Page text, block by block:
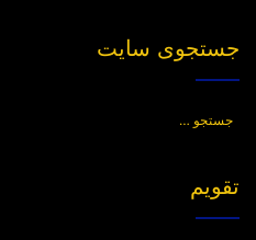
جستجوی سایت
تقویم